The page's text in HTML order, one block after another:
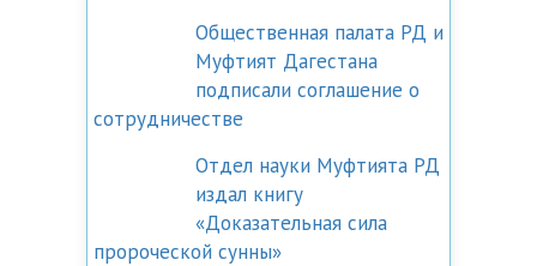
Общественная палата РД и
Муфтият Дагестана
подписали соглашение о
сотрудничестве
Отдел науки Муфтията РД
издал книгу
«Доказательная сила
пророческой сунны»